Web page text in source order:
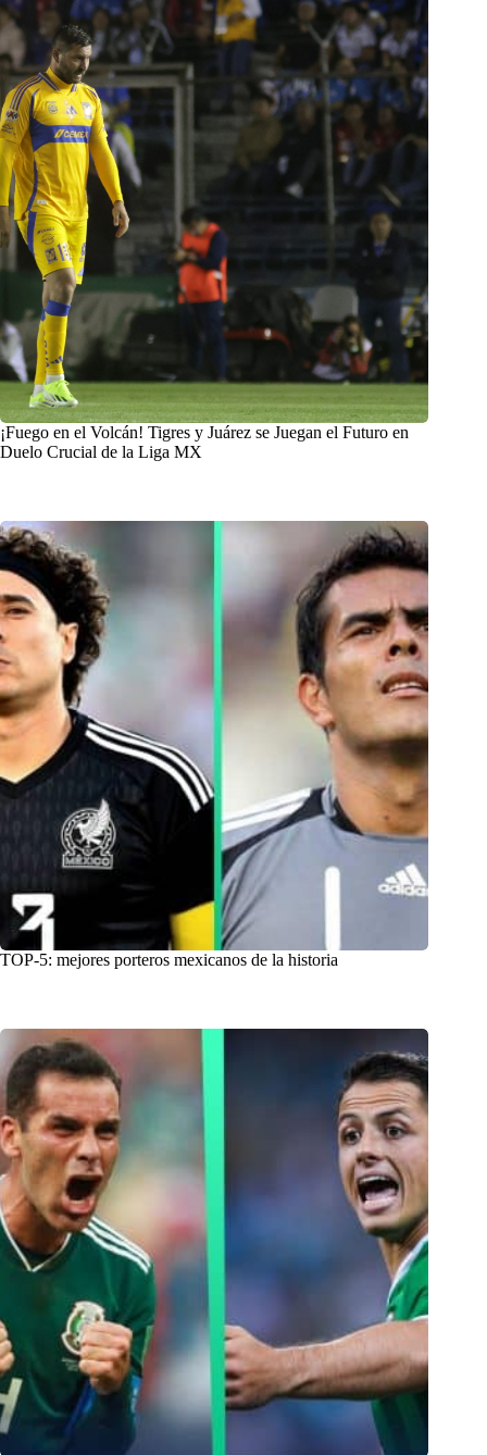
¡Fuego en el Volcán! Tigres y Juárez se Juegan el Futuro en
Duelo Crucial de la Liga MX
TOP-5: mejores porteros mexicanos de la historia